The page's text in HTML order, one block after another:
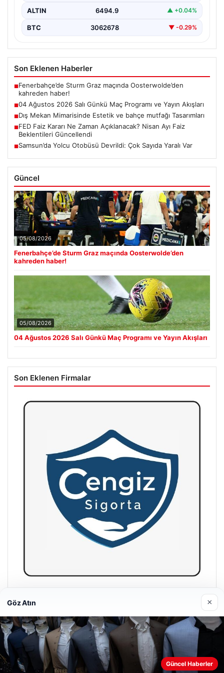
ALTIN 6494.9 ▲ +0.04%
BTC 3062678 ▼ -0.29%
Son Eklenen Haberler
■Fenerbahçe’de Sturm Graz maçında Oosterwolde’den
kahreden haber!
■04 Ağustos 2026 Salı Günkü Maç Programı ve Yayın Akışları
■Dış Mekan Mimarisinde Estetik ve bahçe mutfağı Tasarımları
■FED Faiz Kararı Ne Zaman Açıklanacak? Nisan Ayı Faiz
Beklentileri Güncellendi
■Samsun’da Yolcu Otobüsü Devrildi: Çok Sayıda Yaralı Var
Güncel
05/08/2026
Fenerbahçe’de Sturm Graz maçında Oosterwolde’den
kahreden haber!
05/08/2026
04 Ağustos 2026 Salı Günkü Maç Programı ve Yayın Akışları
Son Eklenen Firmalar
Hastaş Beton
Web sitemizi nasıl kullandığınızı daha iyi anlayabilmek,
deneyiminizi kişiselleştirmek ve geliştirmek amacıyla çerezler
Göz Atın ×
Güncel Haberler